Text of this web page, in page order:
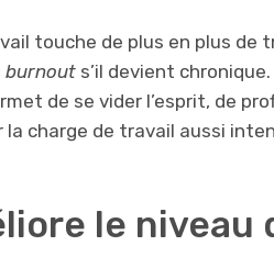
touche de plus en plus de
burnout s’il devient
de se vider l’esprit, de
la charge de travail aussi
le